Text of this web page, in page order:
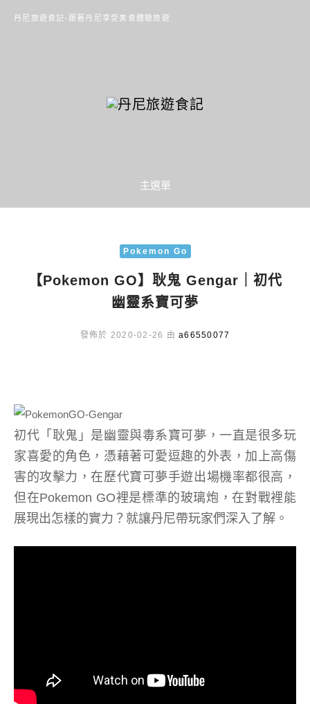
丹尼旅遊食記-跟著丹尼享受美食體驗旅遊
主選單
Pokemon Go
【Pokemon GO】耿鬼 Gengar｜初代
幽靈系寶可夢
發佈於 2020-02-26 由 a66550077
初代「耿鬼」是幽靈與毒系寶可夢，一直是很多玩
家喜愛的角色，憑藉著可愛逗趣的外表，加上高傷
害的攻擊力，在歷代寶可夢手遊出場機率都很高，
但在Pokemon GO裡是標準的玻璃炮，在對戰裡能
展現出怎樣的實力？就讓丹尼帶玩家們深入了解。